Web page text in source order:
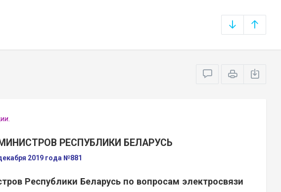
РЕСПУБЛИКИ БЕЛАРУСЬ
2019 года №881
Республики Беларусь по вопросам электросвязи